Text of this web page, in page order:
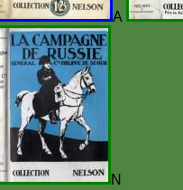
A
N